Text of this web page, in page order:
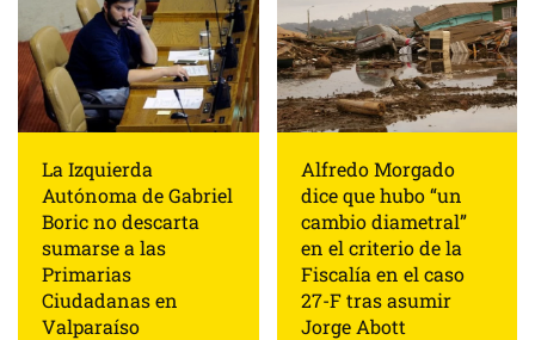
La Izquierda
Autónoma de Gabriel
Boric no descarta
sumarse a las
Primarias
Ciudadanas en
Valparaíso
Alfredo Morgado
dice que hubo “un
cambio diametral”
en el criterio de la
Fiscalía en el caso
27-F tras asumir
Jorge Abott